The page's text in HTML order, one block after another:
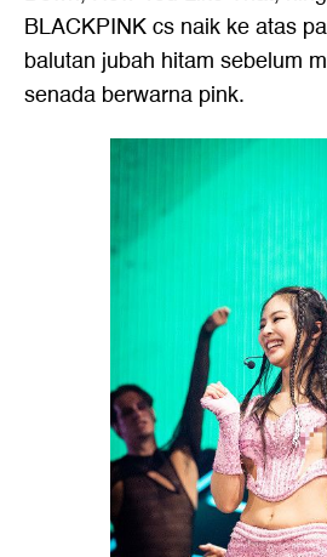
BLACKPINK cs naik ke atas
balutan jubah hitam sebelum
senada berwarna pink.